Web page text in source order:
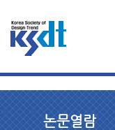
논문열람